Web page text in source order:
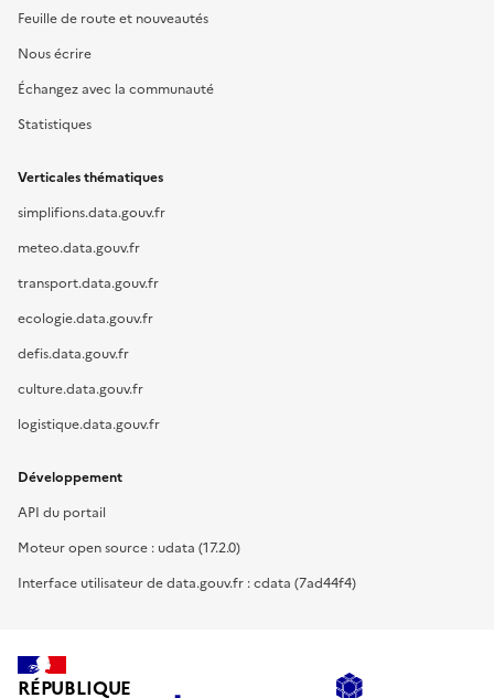
Feuille de route et nouveautés
Nous écrire
Échangez avec la communauté
Statistiques
Verticales thématiques
simplifions.data.gouv.fr
meteo.data.gouv.fr
transport.data.gouv.fr
ecologie.data.gouv.fr
defis.data.gouv.fr
culture.data.gouv.fr
logistique.data.gouv.fr
Développement
API du portail
Moteur open source : udata (17.2.0)
Interface utilisateur de data.gouv.fr : cdata (7ad44f4)
RÉPUBLIQUE